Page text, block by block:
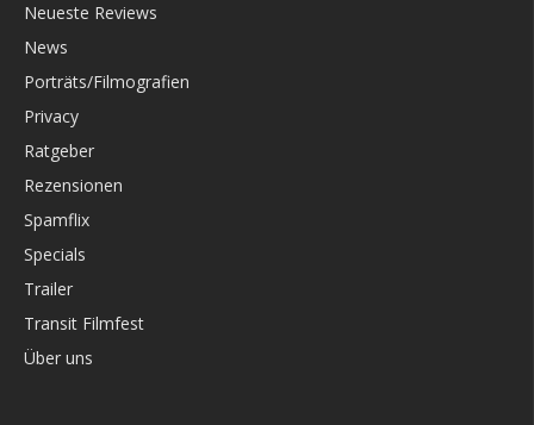
Neueste Reviews
News
Porträts/Filmografien
Privacy
Ratgeber
Rezensionen
Spamflix
Specials
Trailer
Transit Filmfest
Über uns